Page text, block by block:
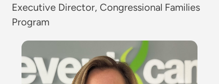
Executive Director, Congressional Families
Program